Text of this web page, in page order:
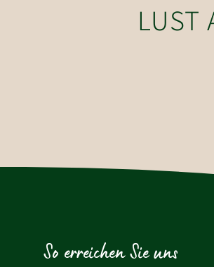
LUST
So erreichen Sie uns